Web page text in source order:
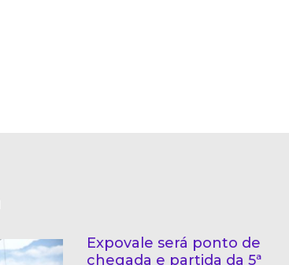
Expovale será ponto de
chegada e partida da 5ª